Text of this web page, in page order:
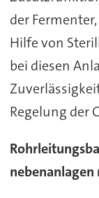
der
Hilfe von
bei diesen
Regelung der